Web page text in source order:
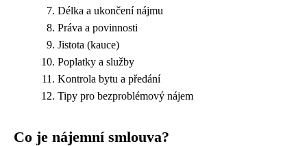
Délka a ukončení nájmu
Práva a povinnosti
Jistota (kauce)
Poplatky a služby
Kontrola bytu a předání
Tipy pro bezproblémový nájem
Co je nájemní smlouva?